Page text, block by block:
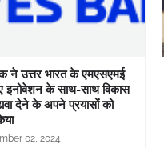
ने उत्तर भारत के एमएसएमई
इनोवेशन के साथ-साथ विकास
देने के अपने प्रयासों को
02, 2024